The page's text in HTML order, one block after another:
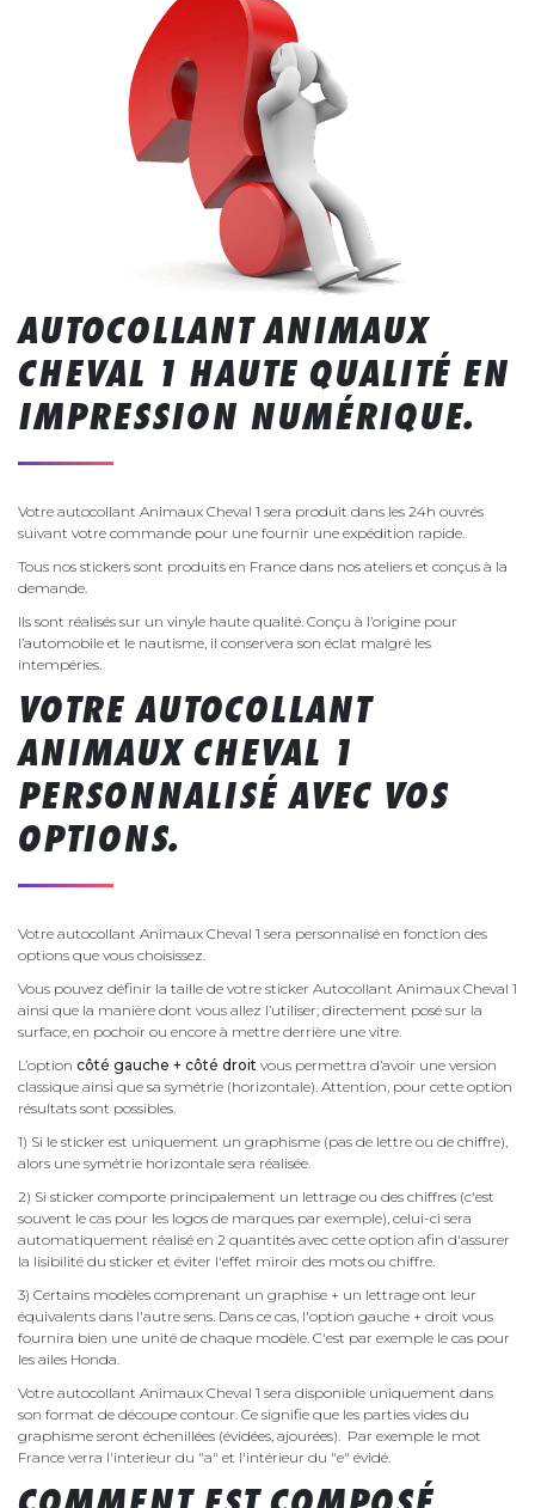
AUTOCOLLANT ANIMAUX
CHEVAL 1 HAUTE QUALITÉ EN
IMPRESSION NUMÉRIQUE.
Votre autocollant Animaux Cheval 1 sera produit dans les 24h ouvrés
suivant votre commande pour une fournir une expédition rapide.
Tous nos stickers sont produits en France dans nos ateliers et conçus à la
demande.
Ils sont réalisés sur un vinyle haute qualité. Conçu à l’origine pour
l’automobile et le nautisme, il conservera son éclat malgré les
intempéries.
VOTRE AUTOCOLLANT
ANIMAUX CHEVAL 1
PERSONNALISÉ AVEC VOS
OPTIONS.
Votre autocollant Animaux Cheval 1 sera personnalisé en fonction des
options que vous choisissez.
Vous pouvez définir la taille de votre sticker Autocollant Animaux Cheval 1
ainsi que la manière dont vous allez l’utiliser; directement posé sur la
surface, en pochoir ou encore à mettre derrière une vitre.
L’option côté gauche + côté droit vous permettra d’avoir une version
classique ainsi que sa symétrie (horizontale). Attention, pour cette option
résultats sont possibles.
1) Si le sticker est uniquement un graphisme (pas de lettre ou de chiffre),
alors une symétrie horizontale sera réalisée.
2) Si sticker comporte principalement un lettrage ou des chiffres (c'est
souvent le cas pour les logos de marques par exemple), celui-ci sera
automatiquement réalisé en 2 quantités avec cette option afin d'assurer
la lisibilité du sticker et éviter l'effet miroir des mots ou chiffre.
3) Certains modèles comprenant un graphise + un lettrage ont leur
équivalents dans l'autre sens. Dans ce cas, l'option gauche + droit vous
fournira bien une unité de chaque modèle. C'est par exemple le cas pour
les ailes Honda.
Votre autocollant Animaux Cheval 1 sera disponible uniquement dans
son format de découpe contour. Ce signifie que les parties vides du
graphisme seront échenillées (évidées, ajourées). Par exemple le mot
France verra l'interieur du "a" et l'intérieur du "e" évidé.